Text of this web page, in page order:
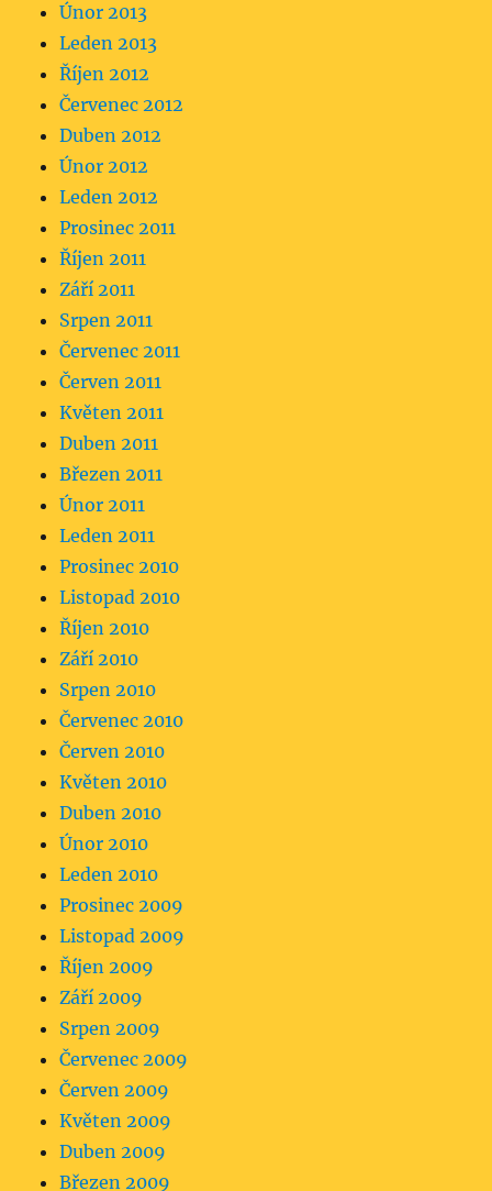
Únor 2013
Leden 2013
Říjen 2012
Červenec 2012
Duben 2012
Únor 2012
Leden 2012
Prosinec 2011
Říjen 2011
Září 2011
Srpen 2011
Červenec 2011
Červen 2011
Květen 2011
Duben 2011
Březen 2011
Únor 2011
Leden 2011
Prosinec 2010
Listopad 2010
Říjen 2010
Září 2010
Srpen 2010
Červenec 2010
Červen 2010
Květen 2010
Duben 2010
Únor 2010
Leden 2010
Prosinec 2009
Listopad 2009
Říjen 2009
Září 2009
Srpen 2009
Červenec 2009
Červen 2009
Květen 2009
Duben 2009
Březen 2009